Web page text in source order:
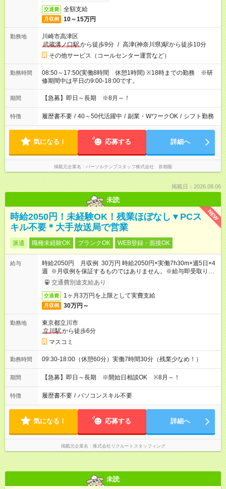
交通費 全額支給
月収例 10～15万円
勤務地
川崎市高津区
武蔵溝ノ口駅から徒歩9分 / 高津(神奈川県)駅から徒歩10分
その他サービス（コールセンター運営など）
勤務時間
08:50～17:50(実働8時間 休憩1時間) ※18時までの勤務 ※研
修期間中は平日の9:00-18:00です。
期間 【急募】即日～長期 ※8月～！
特徴 履歴書不要 / 40～50代活躍中 / 副業・WワークOK / シフト勤務
気になる！ 応募する 詳細へ
掲載元企業名 パーソルテンプスタッフ株式会社 首都圏
掲載日：2026.08.06
未読
NEW
時給2050円！未経験OK！残業ほぼなし▼PCス
キル不要＊大手放送局で営業
派遣 職種未経験OK ブランクOK WEB登録・面接OK
給与
時給2050円 月収例 30万円 時給2050円×実働7h30m×週5日×4
週 ※月収例を保証するものではありません。※給与即受取りサ
ービス利用可（利用条件有）
交通費別途支給あり
交通費 1ヶ月3万円を上限として実費支給
月収例 30万円～
勤務地
東京都立川市
立川駅から徒歩6分
マスコミ
勤務時間 09:30-18:00（休憩60分）実働7時間30分（残業少なめ！）
期間 【急募】即日～長期 ※開始日相談OK ※8月～！
特徴 履歴書不要 / パソコンスキル不要
気になる！ 応募する 詳細へ
掲載元企業名 株式会社リクルートスタッフィング
未読